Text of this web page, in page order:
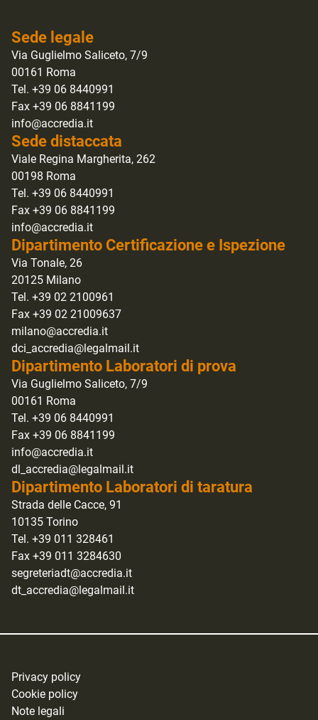
Sede legale
Via Guglielmo Saliceto, 7/9
00161 Roma
Tel. +39 06 8440991
Fax +39 06 8841199
info@accredia.it
Sede distaccata
Viale Regina Margherita, 262
00198 Roma
Tel. +39 06 8440991
Fax +39 06 8841199
info@accredia.it
Dipartimento Certificazione e Ispezione
Via Tonale, 26
20125 Milano
Tel. +39 02 2100961
Fax +39 02 21009637
milano@accredia.it
dci_accredia@legalmail.it
Dipartimento Laboratori di prova
Via Guglielmo Saliceto, 7/9
00161 Roma
Tel. +39 06 8440991
Fax +39 06 8841199
info@accredia.it
dl_accredia@legalmail.it
Dipartimento Laboratori di taratura
Strada delle Cacce, 91
10135 Torino
Tel. +39 011 328461
Fax +39 011 3284630
segreteriadt@accredia.it
dt_accredia@legalmail.it
Privacy policy
Cookie policy
Note legali